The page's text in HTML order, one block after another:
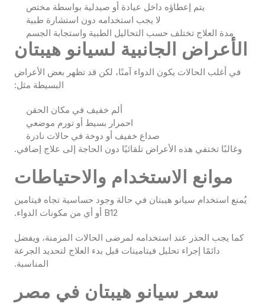
يتم إعطاؤه داخل عيادة أو صيدلية بواسطة مختص
لا يجب استخدامه دون استشارة طبية
مدة العلاج تختلف حسب التحاليل الطبية واستجابة الجسم
الأعراض الجانبية لسيانو هيبتان
في أغلب الحالات يكون الدواء آمنًا، لكن قد تظهر بعض الأعراض
البسيطة مثل:
ألم خفيف في مكان الحقن
احمرار بسيط أو تورم موضعي
صداع خفيف أو دوخة في حالات نادرة
وغالبًا تختفي هذه الأعراض تلقائيًا دون الحاجة إلى علاج إضافي.
موانع الاستخدام والاحتياطات
يُمنع استخدام سيانو هيبتان في حالة وجود حساسية تجاه فيتامين
B12 أو أي من مكونات الدواء.
كما يجب الحذر عند استخدامه لمرضى الحالات المزمنة، ويفضل
دائمًا إجراء تحليل فيتامينات قبل بدء العلاج لتحديد الجرعة
المناسبة.
سعر سيانو هيبتان في مصر